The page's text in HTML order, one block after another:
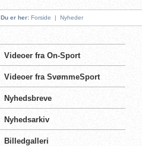
Du er her: Forside | Nyheder
Videoer fra On-Sport
Videoer fra SvømmeSport
Nyhedsbreve
Nyhedsarkiv
Billedgalleri